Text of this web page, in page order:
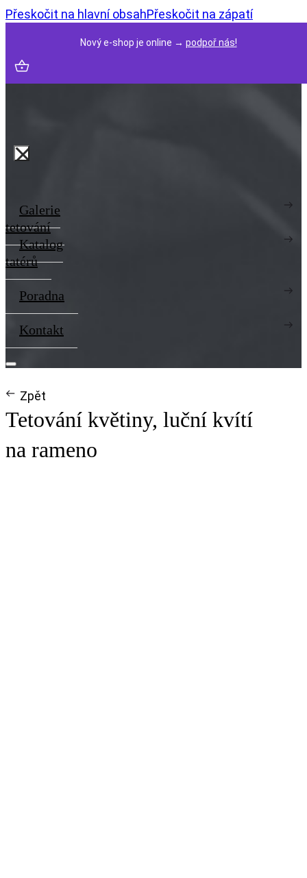
Přeskočit na hlavní obsahPřeskočit na zápatí
Nový e-shop je online → podpoř nás!
Galerie
tetování
Katalog
tatérů
Poradna
Kontakt
Zpět
Tetování květiny, luční kvítí
na rameno